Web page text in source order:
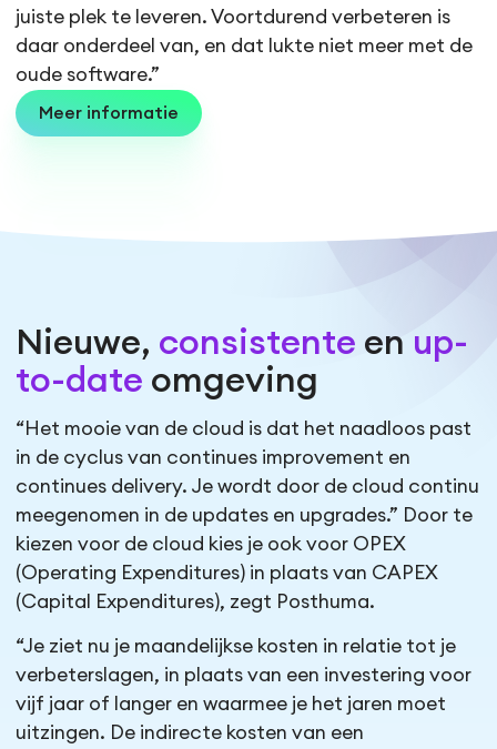
juiste plek te leveren. Voortdurend verbeteren is
daar onderdeel van, en dat lukte niet meer met de
oude software.”
Meer informatie
Nieuwe, consistente en up-
to-date omgeving
“Het mooie van de cloud is dat het naadloos past
in de cyclus van continues improvement en
continues delivery. Je wordt door de cloud continu
meegenomen in de updates en upgrades.” Door te
kiezen voor de cloud kies je ook voor OPEX
(Operating Expenditures) in plaats van CAPEX
(Capital Expenditures), zegt Posthuma.
“Je ziet nu je maandelijkse kosten in relatie tot je
verbeterslagen, in plaats van een investering voor
vijf jaar of langer en waarmee je het jaren moet
uitzingen. De indirecte kosten van een